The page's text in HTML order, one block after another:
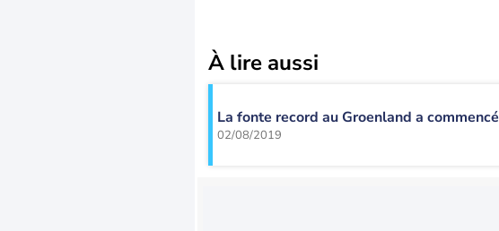
À lire aussi
La fonte record au Groenland a commencé
02/08/2019